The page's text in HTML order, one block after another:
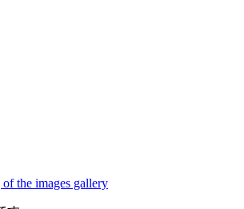
the images gallery